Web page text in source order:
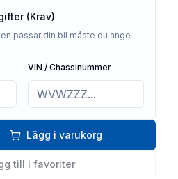
(Krav)
passar din bil måste du ange
VIN / Chassinummer
Lägg i varukorg
till i favoriter